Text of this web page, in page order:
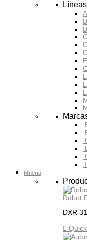
Líneas
Minería
Robot
DXR
